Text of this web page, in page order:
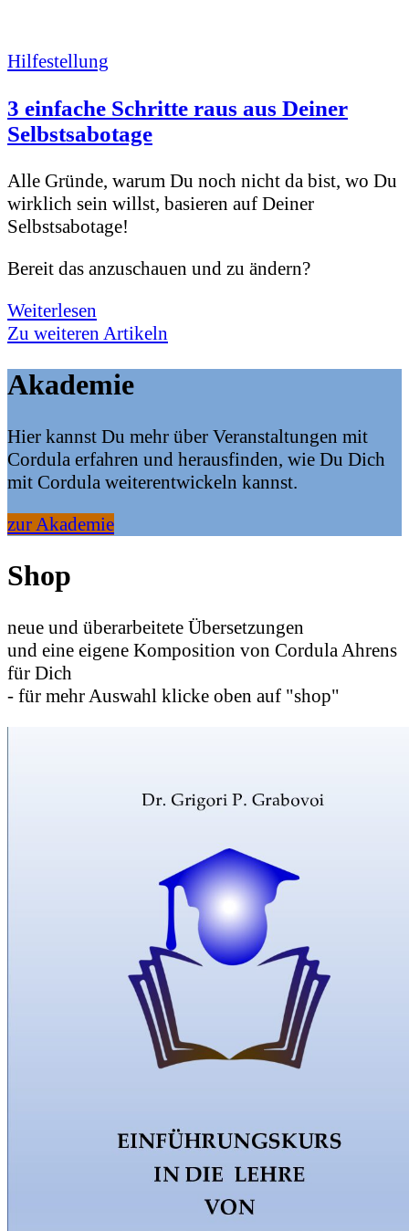
Hilfestellung
3 einfache Schritte raus aus Deiner
Selbstsabotage
Alle Gründe, warum Du noch nicht da bist, wo Du
wirklich sein willst, basieren auf Deiner
Selbstsabotage!
Bereit das anzuschauen und zu ändern?
Weiterlesen
Zu weiteren Artikeln
Akademie
Hier kannst Du mehr über Veranstaltungen mit
Cordula erfahren und herausfinden, wie Du Dich
mit Cordula weiterentwickeln kannst.
zur Akademie
Shop
neue und überarbeitete Übersetzungen
und eine eigene Komposition von Cordula Ahrens
für Dich
- für mehr Auswahl klicke oben auf "shop"